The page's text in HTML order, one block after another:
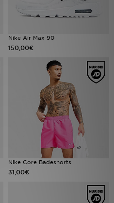
Nike Air Max 90
150,00€
Nike Core Badeshorts
31,00€